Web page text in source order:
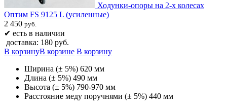
Ходунки-опоры на 2-х колесах
Оптим FS 9125 L (усиленные)​
2 450 руб.
✔ есть в наличии
доставка: 180 руб.
В корзинуВ корзине В корзину
Ширина (± 5%) 620 мм
Длина (± 5%) 490 мм
Высота (± 5%) 790-970 мм
Расстояние меду поручнями (± 5%) 440 мм